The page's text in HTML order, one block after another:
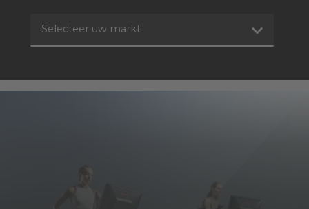
Selecteer uw markt